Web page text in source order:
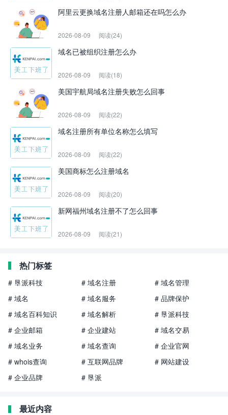
阿里云更换域名注册人邮箱还在吗怎么办
2026-08-09 阅读(24)
域名已被组织注册怎么办
2026-08-09 阅读(18)
美国宇航局域名注册失败怎么回事
2026-08-09 阅读(22)
域名注册所有单位名称怎么填写
2026-08-09 阅读(22)
美国商标怎么注册域名
2026-08-09 阅读(20)
新网福州域名注册不了怎么回事
2026-08-09 阅读(21)
热门标签
# 垦派科技 # 域名注册
# 域名管理
# 域名
# 域名服务
# 品牌保护
# 域名百科知识
# 域名解析
# 垦派科技
# 企业邮箱
# 企业建站
# 域名交易
# 域名业务
# 域名查询
# 企业官网
# whois查询
# 互联网品牌
# 网站建设
# 企业品牌
# 垦派
最近内容